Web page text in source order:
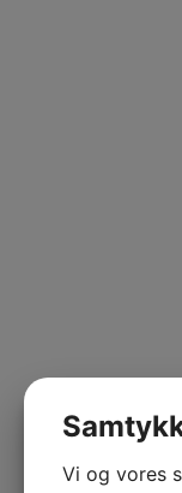
Vi og vores